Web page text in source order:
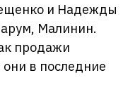
и Надежды
Малинин.
продажи
в последние